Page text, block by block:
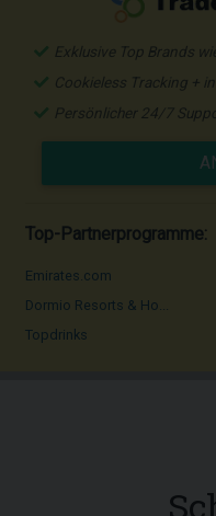
Exklusive Top Brands
Cookieless Tracking +
Persönlicher 24/7
Top-Partnerprogramme:
Emirates.com
Dormio Resorts & Ho...
Topdrinks